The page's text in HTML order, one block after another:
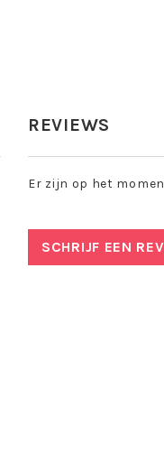
REVIEWS
Er zijn op het
SCHRIJF EEN